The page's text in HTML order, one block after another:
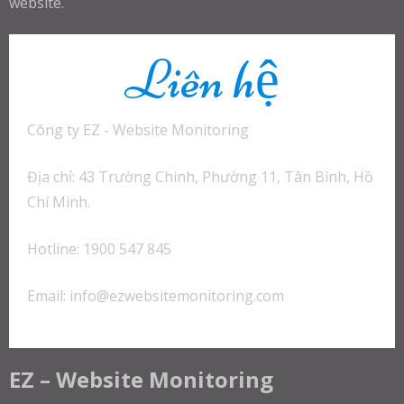
Liên hệ
Công ty EZ - Website Monitoring
Địa chỉ: 43 Trường Chinh, Phường 11, Tân Bình, Hồ
Chí Minh.
Hotline: 1900 547 845
Email: info@ezwebsitemonitoring.com
EZ – Website Monitoring